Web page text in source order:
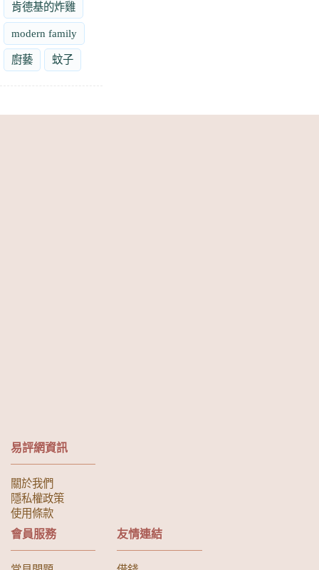
肯德基的炸雞
modern family
廚藝 蚊子
易評網資訊
關於我們
隱私權政策
使用條款
會員服務 友情連結